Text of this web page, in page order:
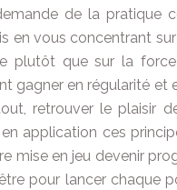
de la pratique
en vous concentrant
plutôt que sur la
gagner en régularité et
retrouver le plaisir
application ces
mise en jeu devenir
être pour lancer chaque